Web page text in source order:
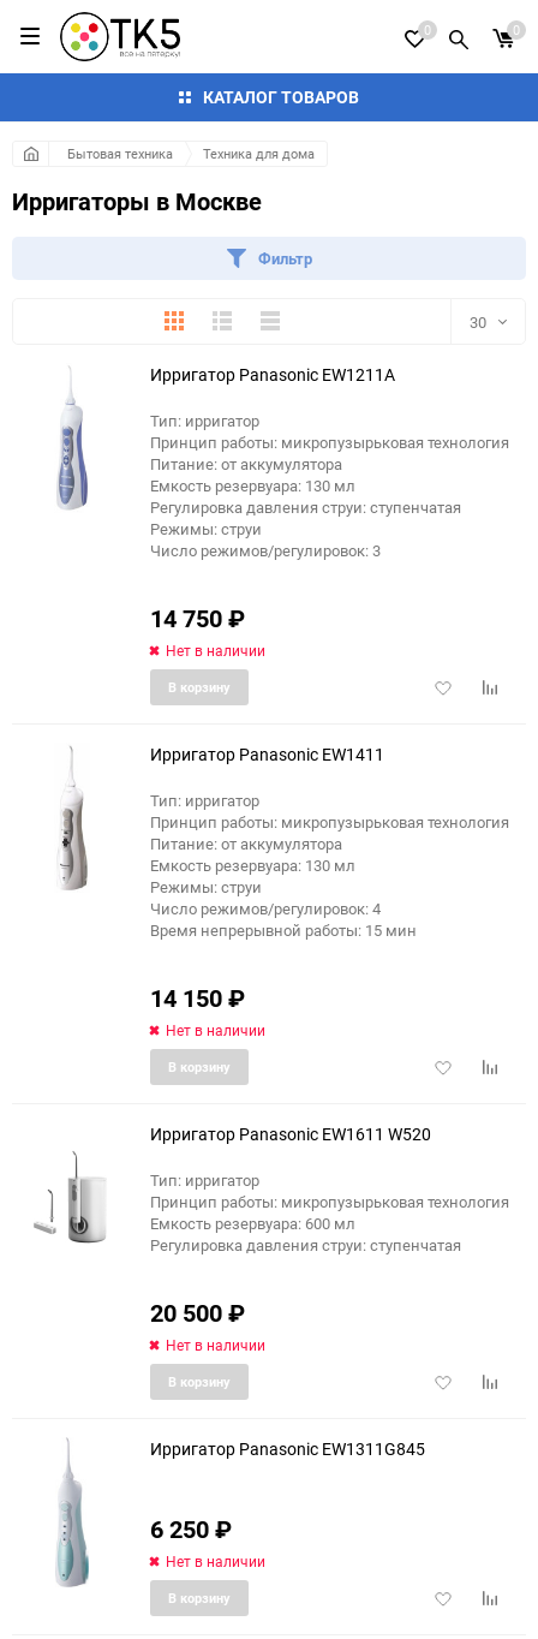
КАТАЛОГ ТОВАРОВ
0 0
Бытовая техника Техника для дома
Ирригаторы в Москве
Фильтр
ПлиткаПодробноКомпактно 30
60
Ирригатор Panasonic EW1211A
Тип: ирригатор
Принцип работы: микропузырьковая технология
Питание: от аккумулятора
Емкость резервуара: 130 мл
Регулировка давления струи: ступенчатая
Режимы: струи
Число режимов/регулировок: 3
14 750₽
Нет в наличии
Добавить
В корзину
Ирригатор Panasonic EW1411
Тип: ирригатор
Принцип работы: микропузырьковая технология
Питание: от аккумулятора
Емкость резервуара: 130 мл
Режимы: струи
Число режимов/регулировок: 4
Время непрерывной работы: 15 мин
14 150₽
Нет в наличии
Добавить
В корзину
Ирригатор Panasonic EW1611 W520
Тип: ирригатор
Принцип работы: микропузырьковая технология
Емкость резервуара: 600 мл
Регулировка давления струи: ступенчатая
20 500₽
Нет в наличии
Добавить
В корзину
еще 2 фото
Ирригатор Panasonic EW1311G845
6 250₽
Нет в наличии
Добавить
В корзину